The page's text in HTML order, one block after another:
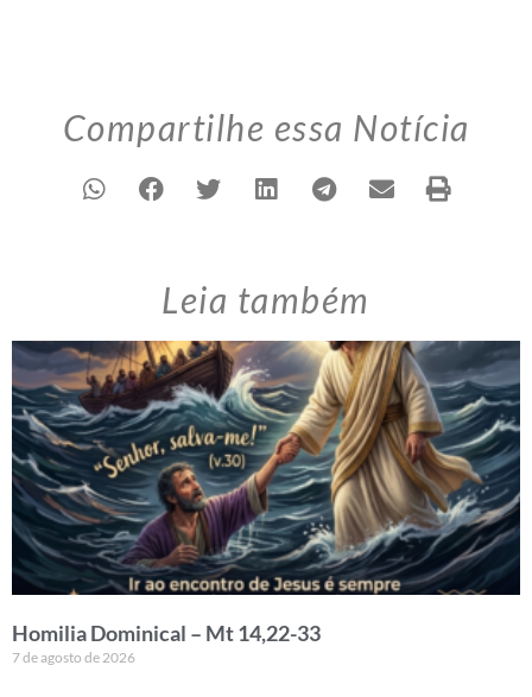
Compartilhe essa Notícia
Leia também
Homilia Dominical – Mt 14,22-33
7 de agosto de 2026